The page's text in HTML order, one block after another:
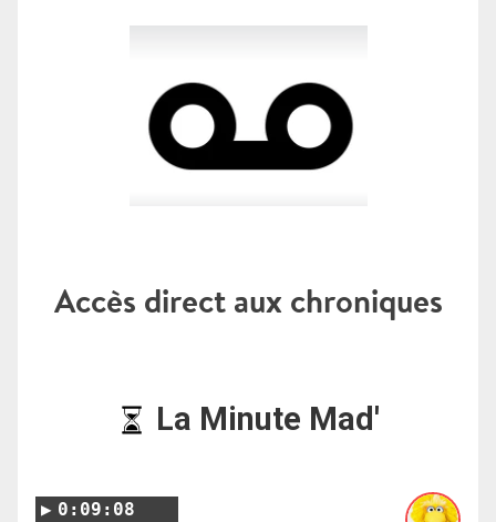
Accès direct aux chroniques
La Minute Mad'
0:09:08